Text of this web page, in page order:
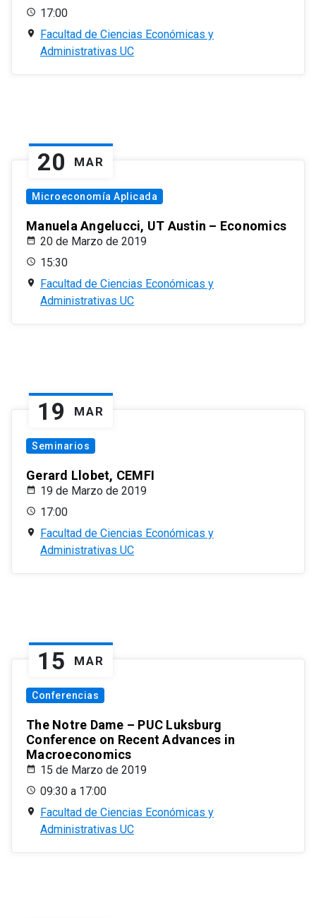
17:00
Facultad de Ciencias Económicas y
Administrativas UC
20 MAR
Microeconomía Aplicada
Manuela Angelucci, UT Austin – Economics
20 de Marzo de 2019
15:30
Facultad de Ciencias Económicas y
Administrativas UC
19 MAR
Seminarios
Gerard Llobet, CEMFI
19 de Marzo de 2019
17:00
Facultad de Ciencias Económicas y
Administrativas UC
15 MAR
Conferencias
The Notre Dame – PUC Luksburg
Conference on Recent Advances in
Macroeconomics
15 de Marzo de 2019
09:30 a 17:00
Facultad de Ciencias Económicas y
Administrativas UC